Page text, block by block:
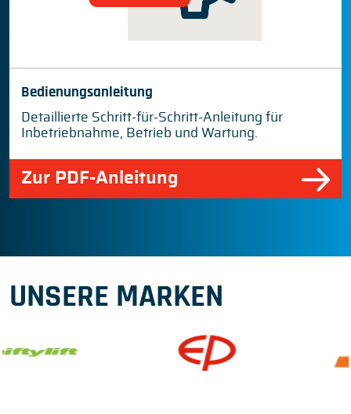
Bedienungsanleitung
Detaillierte Schritt-für-Schritt-Anleitung für
Inbetriebnahme, Betrieb und Wartung.
Zur PDF-Anleitung
UNSERE MARKEN